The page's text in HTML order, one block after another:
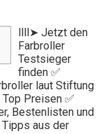
llll➤ Jetzt den
Farbroller
Testsieger
finden ✅
laut Stiftung
Preisen ✅
Bestenlisten und
aus der